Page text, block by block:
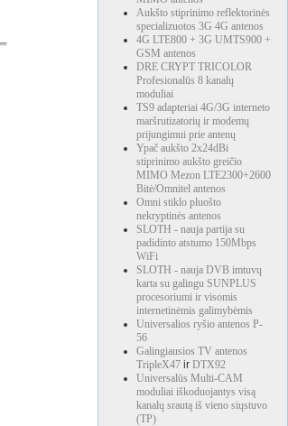
Aukšto stiprinimo reflektorinės
specializuotos 3G 4G antenos
4G LTE800 + 3G UMTS900 +
GSM antenos
DRE CRYPT TRICOLOR
Profesionalūs 8 kanalų
moduliai
TS9 adapteriai 4G/3G interneto
maršrutizatorių ir modemų
prijungimui prie antenų
Ypač aukšto 2x24dBi
stiprinimo aukšto greičio
MIMO Mezon LTE2300+2600
Bitė/Omnitel antenos
Omni stiklo pluošto
nekryptinės antenos
SLOTH - nauja partija su
padidinto atstumo 150Mbps
WiFi
SLOTH - nauja DVB imtuvų
karta su galingu SUNPLUS
procesoriumi ir visomis
internetinėmis galimybėmis
Universalios ryšio antenos P-
56
Galingiausios TV antenos
TripleX47 ir DTX92
Universalūs Multi-CAM
moduliai iškoduojantys visą
kanalų srautą iš vieno siųstuvo
(TP)